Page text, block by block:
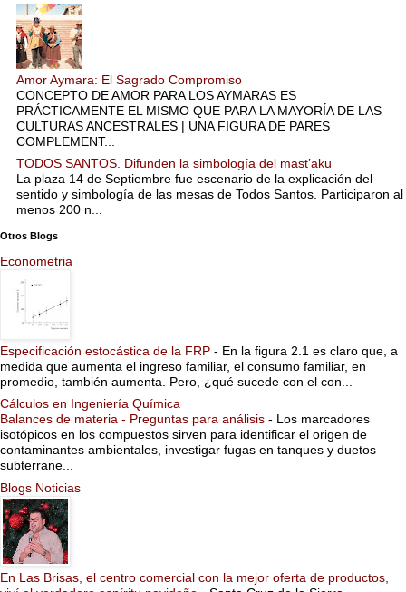
Amor Aymara: El Sagrado Compromiso
CONCEPTO DE AMOR PARA LOS AYMARAS ES
PRÁCTICAMENTE EL MISMO QUE PARA LA MAYORÍA DE LAS
CULTURAS ANCESTRALES | UNA FIGURA DE PARES
COMPLEMENT...
TODOS SANTOS. Difunden la simbología del mast’aku
La plaza 14 de Septiembre fue escenario de la explicación del
sentido y simbología de las mesas de Todos Santos. Participaron al
menos 200 n...
Otros Blogs
Econometria
Especificación estocástica de la FRP - En la figura 2.1 es claro que, a
medida que aumenta el ingreso familiar, el consumo familiar, en
promedio, también aumenta. Pero, ¿qué sucede con el con...
Cálculos en Ingeniería Química
Balances de materia - Preguntas para análisis - Los marcadores
isotópicos en los compuestos sirven para identificar el origen de
contaminantes ambientales, investigar fugas en tanques y duetos
subterrane...
Blogs Noticias
En Las Brisas, el centro comercial con la mejor oferta de productos,